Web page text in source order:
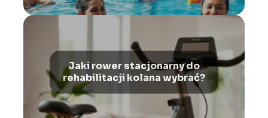
Jaki rower stacjonarny do
rehabilitacji kolana wybrać?